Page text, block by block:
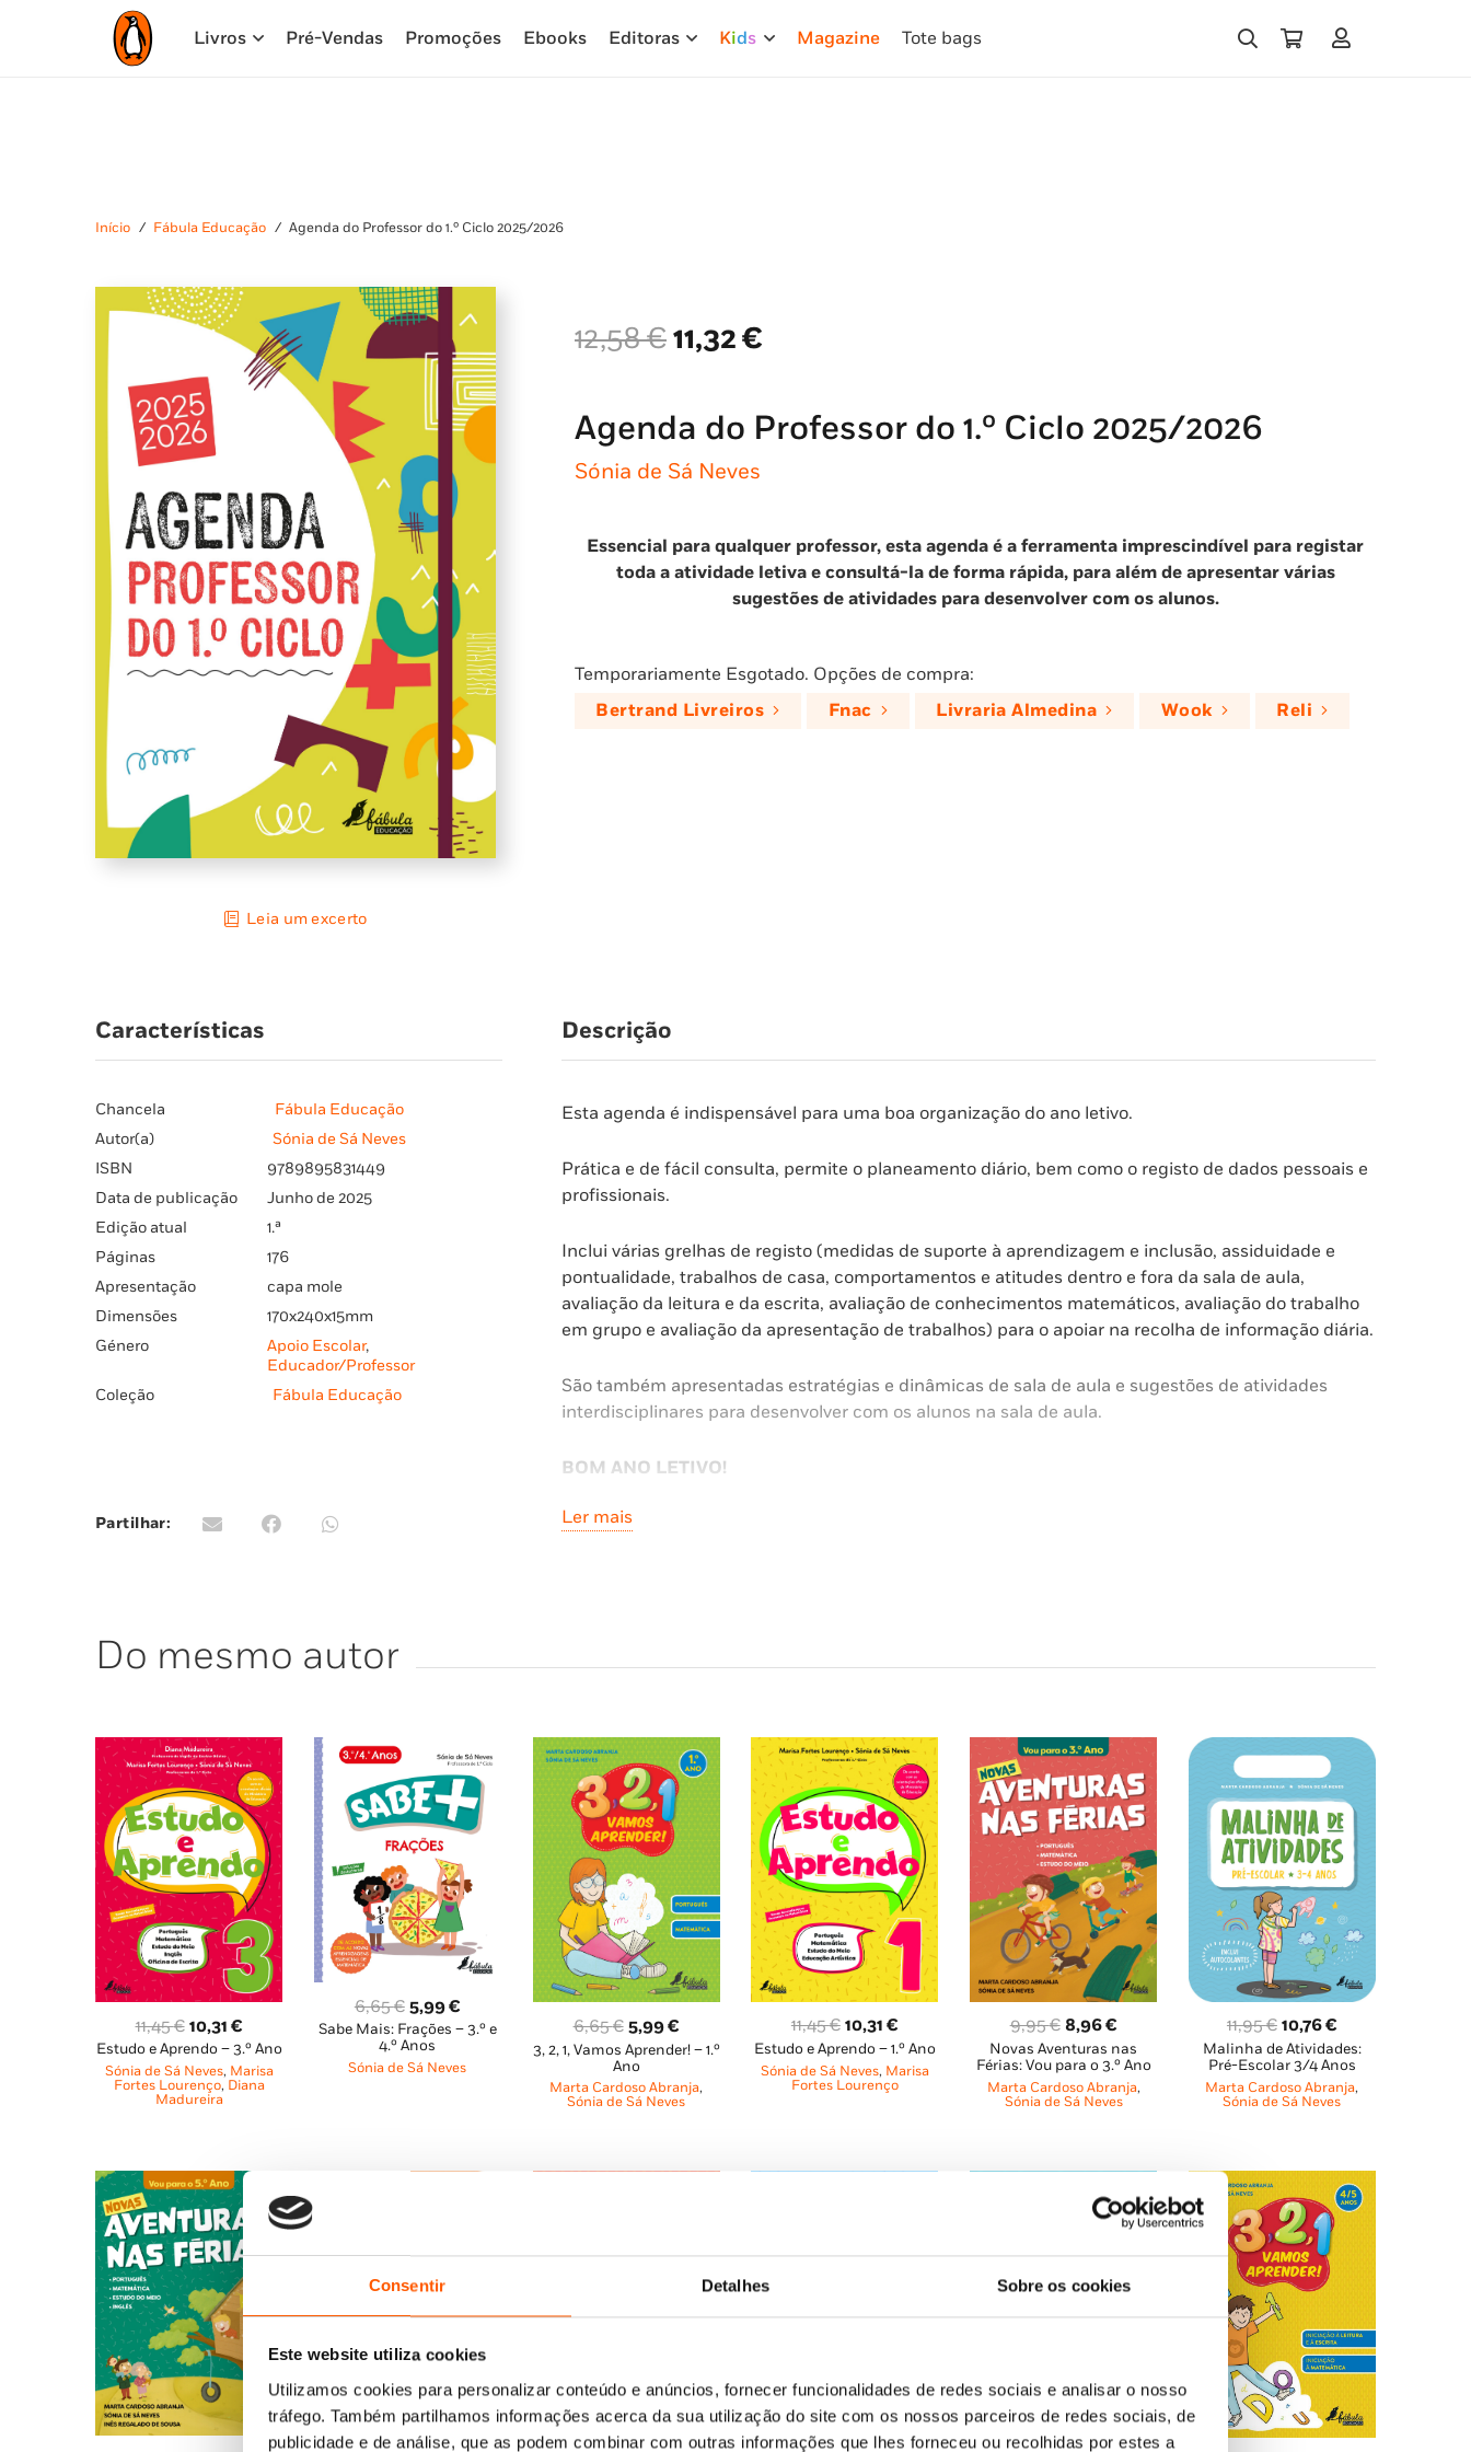
Consentir Detalhes Sobre os cookies
Este website utiliza cookies
Utilizamos cookies para personalizar conteúdo e anúncios, fornecer funcionalidades de redes sociais e analisar o nosso
tráfego. Também partilhamos informações acerca da sua utilização do site com os nossos parceiros de redes sociais, de
publicidade e de análise, que as podem combinar com outras informações que lhes forneceu ou recolhidas por estes a
Livros Pré-Vendas Promoções Ebooks Editoras Kids Magazine Tote bags
Início / Fábula Educação / Agenda do Professor do 1.º Ciclo 2025/2026
Leia um excerto
12,58€O
preço
era:
12,58 €.
11,32€
é:
11,32 €.
Agenda do Professor do 1.º Ciclo 2025/2026
Sónia de Sá Neves
Essencial para qualquer professor, esta agenda é a ferramenta imprescindível para registar
toda a atividade letiva e consultá-la de forma rápida, para além de apresentar várias
sugestões de atividades para desenvolver com os alunos.
Temporariamente Esgotado. Opções de compra:
Bertrand Livreiros
Fnac Livraria Almedina Wook Reli
Características
Chancela
Fábula Educação
Autor(a)
Sónia de Sá Neves
ISBN
9789895831449
Data de publicação
Junho de 2025
Edição atual
1.ª
Páginas
176
Apresentação
capa mole
Dimensões
170x240x15mm
Género
Apoio Escolar,
Educador/Professor
Coleção
Fábula Educação
Partilhar:
Descrição
Esta agenda é indispensável para uma boa organização do ano letivo.
Prática e de fácil consulta, permite o planeamento diário, bem como o registo de dados pessoais e
profissionais.
Inclui várias grelhas de registo (medidas de suporte à aprendizagem e inclusão, assiduidade e
pontualidade, trabalhos de casa, comportamentos e atitudes dentro e fora da sala de aula,
avaliação da leitura e da escrita, avaliação de conhecimentos matemáticos, avaliação do trabalho
em grupo e avaliação da apresentação de trabalhos) para o apoiar na recolha de informação diária.
São também apresentadas estratégias e dinâmicas de sala de aula e sugestões de atividades
interdisciplinares para desenvolver com os alunos na sala de aula.
BOM ANO LETIVO!
Ler mais
Do mesmo autor
11,45€ O
preço
original
era:
10,31 €O
preço
atual
Estudo e Aprendo – 3.º Ano
Sónia de Sá Neves, Marisa
Fortes Lourenço, Diana
Madureira
6,65€ O
preço
original
5,99€O
preço
Sabe Mais: Frações – 3.º e
4.º Anos
Sónia de Sá Neves
6,65€ O
preço
original
era:
5,99€O
preço
atual
é:
3, 2, 1, Vamos Aprender! – 1.º
Ano
Marta Cardoso Abranja,
Sónia de Sá Neves
11,45€ O
preço
original
10,31 €O
preço
atual
Estudo e Aprendo – 1.º Ano
Sónia de Sá Neves, Marisa
Fortes Lourenço
9,95€ O
preço
original
era:
8,96€O
preço
atual
é:
Novas Aventuras nas
Férias: Vou para o 3.º Ano
Marta Cardoso Abranja,
Sónia de Sá Neves
11,95€ O
preço
original
era:
10,76€O
preço
atual
é:
Malinha de Atividades:
Pré-Escolar 3/4 Anos
Marta Cardoso Abranja,
Sónia de Sá Neves